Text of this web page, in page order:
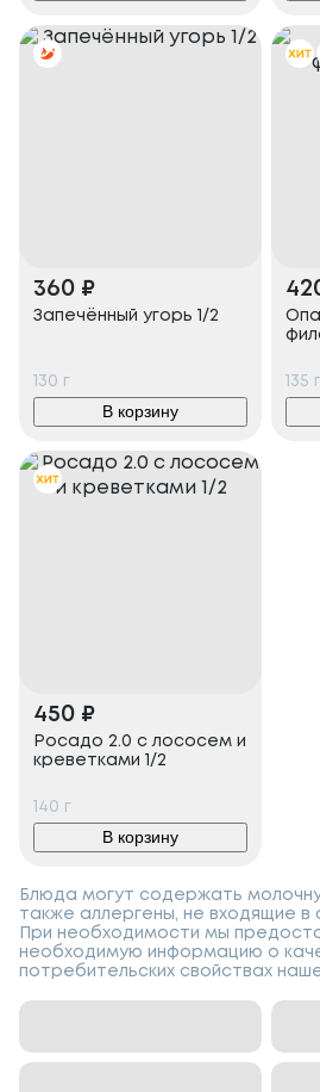
360 ₽
Запечённый угорь 1/2
130 г
В корзину
135 г
450 ₽
Росадо 2.0 с лососем и
креветками 1/2
140 г
В корзину
Блюда могут содержать
также аллергены, не входящие в
При необходимости мы
необходимую информацию о
потребительских свойствах